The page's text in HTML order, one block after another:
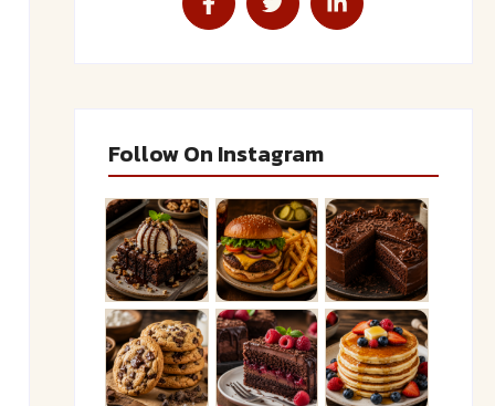
Follow On Instagram